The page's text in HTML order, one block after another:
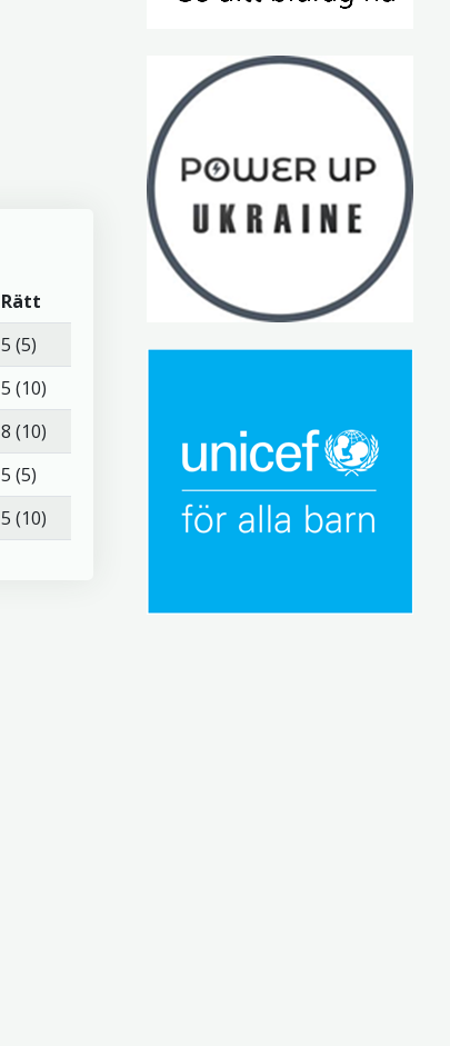
Rätt
5 (5)
5 (10)
8 (10)
5 (5)
5 (10)